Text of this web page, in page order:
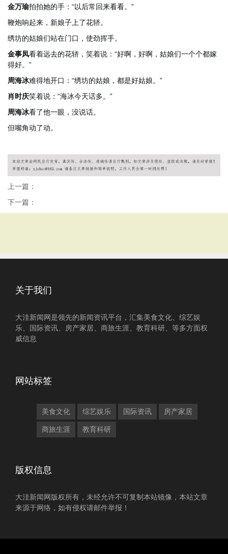
金万瑜拍拍她的手：“以后常回来看看。”
鞭炮响起来，新娘子上了花轿。
绣坊的姑娘们站在门口，使劲挥手。
金事凤看着远去的花轿，笑着说：“好啊，好啊，姑娘们一个个都嫁
得好。”
周海冰难得地开口：“绣坊的姑娘，都是好姑娘。”
肖时庆笑着说：“海冰今天话多。”
周海冰看了他一眼，没说话。
但嘴角动了动。
上一篇：
下一篇：
关于我们
大洼新闻网是领先的新闻资讯平台，汇集美食文化、综艺娱
乐、国际资讯、房产家居、商旅生涯、教育科研、等多方面权
威信息
网站标签
美食文化 综艺娱乐 国际资讯 房产家居
商旅生涯 教育科研
版权信息
大洼新闻网版权所有，未经允许不可复制本站镜像，本站文章
来源于网络，如有侵权请邮件举报！